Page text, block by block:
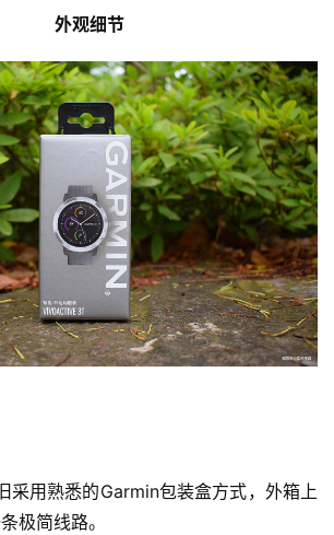
外观细节
用熟悉的Garmin包装盒方式，外箱上
极简线路。